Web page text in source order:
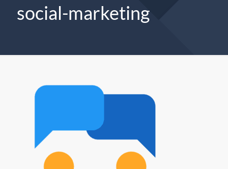
social-marketing